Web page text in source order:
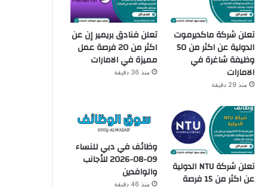
تعلن شركة ماكديرموت
الدولية عن اكثر من 50
وظيفة شاغرة في
الامارات
منذ 29 دقيقة
تعلن فنادق بريمير إن عن
اكثر من 20 فرصة عمل
مميزة في الامارات
منذ 36 دقيقة
تعلن شركة NTU الدولية
عن اكثر من 15 فرصة
وظائف في دبي للنساء
09-08-2026 للأجانب
والوافدين
منذ 46 دقيقة